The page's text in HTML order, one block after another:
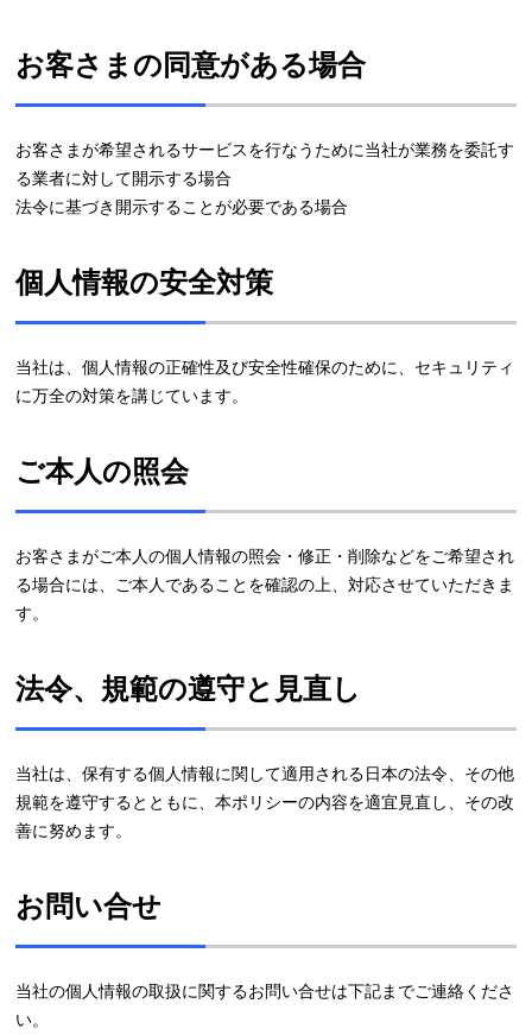
お客さまの同意がある場合
お客さまが希望されるサービスを行なうために当社が業務を委託す
る業者に対して開示する場合
法令に基づき開示することが必要である場合
個人情報の安全対策
当社は、個人情報の正確性及び安全性確保のために、セキュリティ
に万全の対策を講じています。
ご本人の照会
お客さまがご本人の個人情報の照会・修正・削除などをご希望され
る場合には、ご本人であることを確認の上、対応させていただきま
す。
法令、規範の遵守と見直し
当社は、保有する個人情報に関して適用される日本の法令、その他
規範を遵守するとともに、本ポリシーの内容を適宜見直し、その改
善に努めます。
お問い合せ
当社の個人情報の取扱に関するお問い合せは下記までご連絡くださ
い。